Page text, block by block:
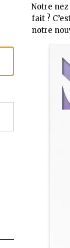
Notre
fait ?
notre